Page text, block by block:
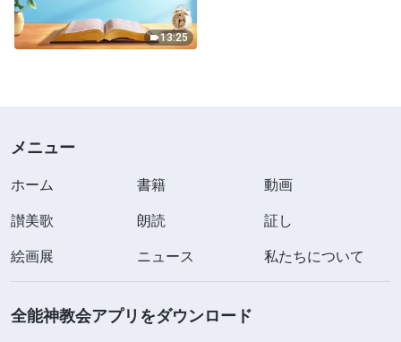
13:25
メニュー
ホーム 書籍
動画
讃美歌
朗読
証し
絵画展
ニュース 私たちについて
全能神教会アプリをダウンロード